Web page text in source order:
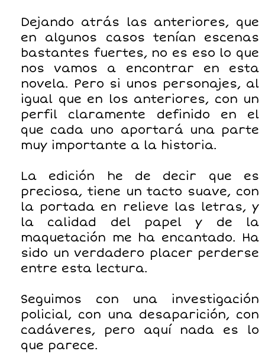
Dejando atrás las anteriores, que
en algunos casos tenían escenas
bastantes fuertes, no es eso lo que
nos vamos a encontrar en esta
novela. Pero si unos personajes, al
igual que en los anteriores, con un
perfil claramente definido en el
que cada uno aportará una parte
muy importante a la historia.
La edición he de decir que es
preciosa, tiene un tacto suave, con
la portada en relieve las letras, y
la calidad del papel y de la
maquetación me ha encantado. Ha
sido un verdadero placer perderse
entre esta lectura.
Seguimos con una investigación
policial, con una desaparición, con
cadáveres, pero aquí nada es lo
que parece.